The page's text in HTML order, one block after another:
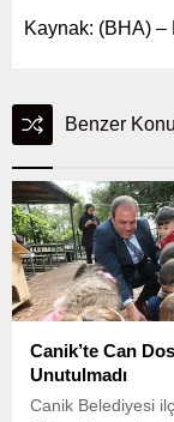
Kaynak: (BHA) –
Benzer
Canik’te Can
Unutulmadı
Canik Belediyesi